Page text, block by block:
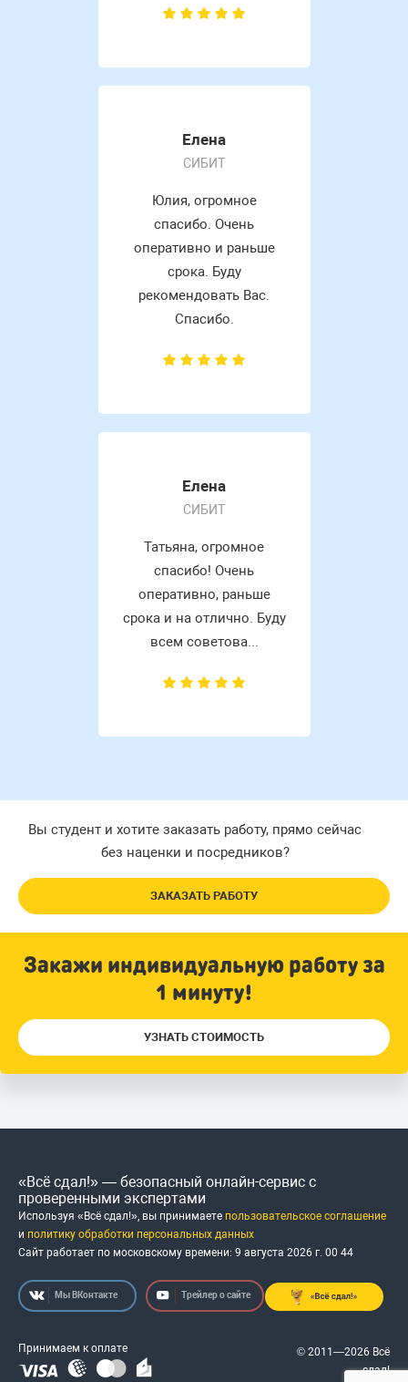
Елена
СИБИТ
Юлия, огромное
спасибо. Очень
оперативно и раньше
срока. Буду
рекомендовать Вас.
Спасибо.
Елена
СИБИТ
Татьяна, огромное
спасибо! Очень
оперативно, раньше
срока и на отлично. Буду
всем советова...
Вы студент и хотите заказать работу, прямо сейчас
без наценки и посредников?
ЗАКАЗАТЬ РАБОТУ
Закажи индивидуальную работу за
1 минуту!
УЗНАТЬ СТОИМОСТЬ
«Всё сдал!» — безопасный онлайн-сервис с
проверенными экспертами
Используя «Всё сдал!», вы принимаете пользовательское соглашение
и политику обработки персональных данных
Сайт работает по московскому времени: 9 августа 2026 г. 00 44
Мы ВКонтакте Трейлер о сайте
Принимаем к оплате
© 2011—2026 Всё
сдал!